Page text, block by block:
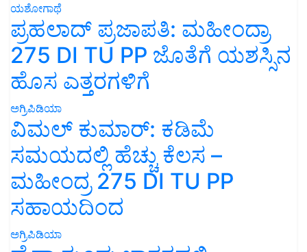
ಯಶೋಗಾಥೆ
ಪ್ರಹಲಾದ್ ಪ್ರಜಾಪತಿ: ಮಹೀಂದ್ರಾ
275 DI TU PP ಜೊತೆಗೆ ಯಶಸ್ಸಿನ
ಹೊಸ ಎತ್ತರಗಳಿಗೆ
ಅಗ್ರಿಪಿಡಿಯಾ
ವಿಮಲ್ ಕುಮಾರ್: ಕಡಿಮೆ
ಸಮಯದಲ್ಲಿ ಹೆಚ್ಚು ಕೆಲಸ –
ಮಹೀಂದ್ರ 275 DI TU PP
ಸಹಾಯದಿಂದ
ಅಗ್ರಿಪಿಡಿಯಾ